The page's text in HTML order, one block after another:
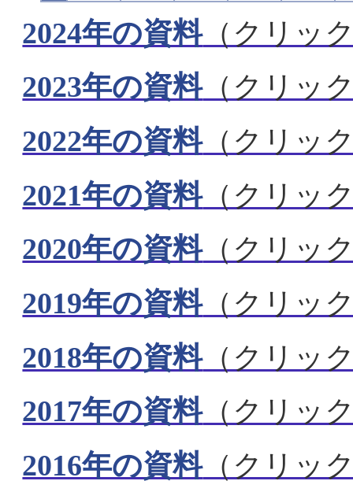
2024年の資料（クリッ
2023年の資料（クリッ
2022年の資料（クリッ
2021年の資料（クリッ
2020年の資料（クリッ
2019年の資料（クリッ
2018年の資料（クリッ
2017年の資料（クリッ
2016年の資料（クリッ